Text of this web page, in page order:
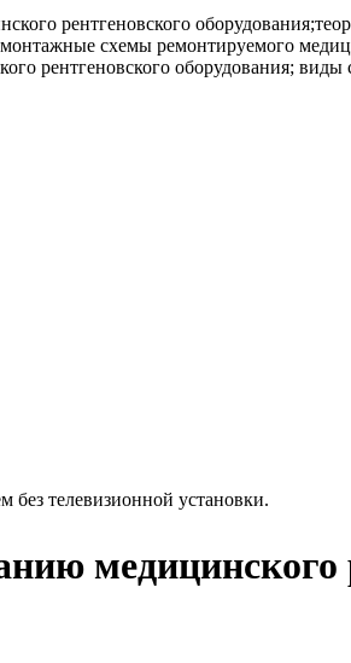
рентгеновского
схемы ремонтируемого
рентгеновского оборудования; виды
без телевизионной установки.
медицинского